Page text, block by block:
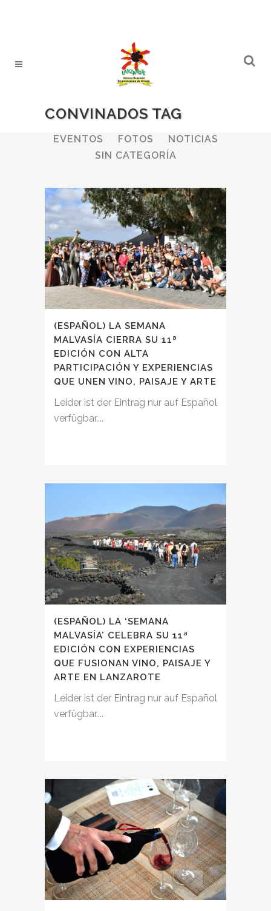
CONVINADOS TAG
ALL BODEGAS
BOLETINES
EVENTOS
FOTOS
NOTICIAS
SIN CATEGORÍA
(ESPAÑOL) LA SEMANA
MALVASÍA CIERRA SU 11ª
EDICIÓN CON ALTA
PARTICIPACIÓN Y EXPERIENCIAS
QUE UNEN VINO, PAISAJE Y ARTE
Leider ist der Eintrag nur auf Español
verfügbar....
(ESPAÑOL) LA ‘SEMANA
MALVASÍA’ CELEBRA SU 11ª
EDICIÓN CON EXPERIENCIAS
QUE FUSIONAN VINO, PAISAJE Y
ARTE EN LANZAROTE
Leider ist der Eintrag nur auf Español
verfügbar....